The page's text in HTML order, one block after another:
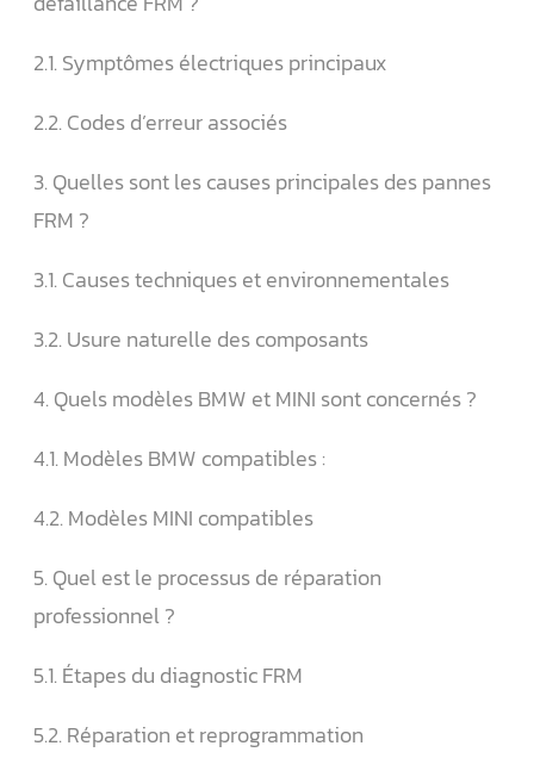
2.1. Symptômes électriques principaux
2.2. Codes d’erreur associés
3. Quelles sont les causes principales des pannes
FRM ?
3.1. Causes techniques et environnementales
3.2. Usure naturelle des composants
4. Quels modèles BMW et MINI sont concernés ?
4.1. Modèles BMW compatibles :
4.2. Modèles MINI compatibles
5. Quel est le processus de réparation
professionnel ?
5.1. Étapes du diagnostic FRM
5.2. Réparation et reprogrammation